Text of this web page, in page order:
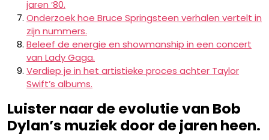
jaren ’80.
Onderzoek hoe Bruce Springsteen verhalen vertelt in
zijn nummers.
Beleef de energie en showmanship in een concert
van Lady Gaga.
Verdiep je in het artistieke proces achter Taylor
Swift’s albums.
Luister naar de evolutie van Bob
Dylan’s muziek door de jaren heen.